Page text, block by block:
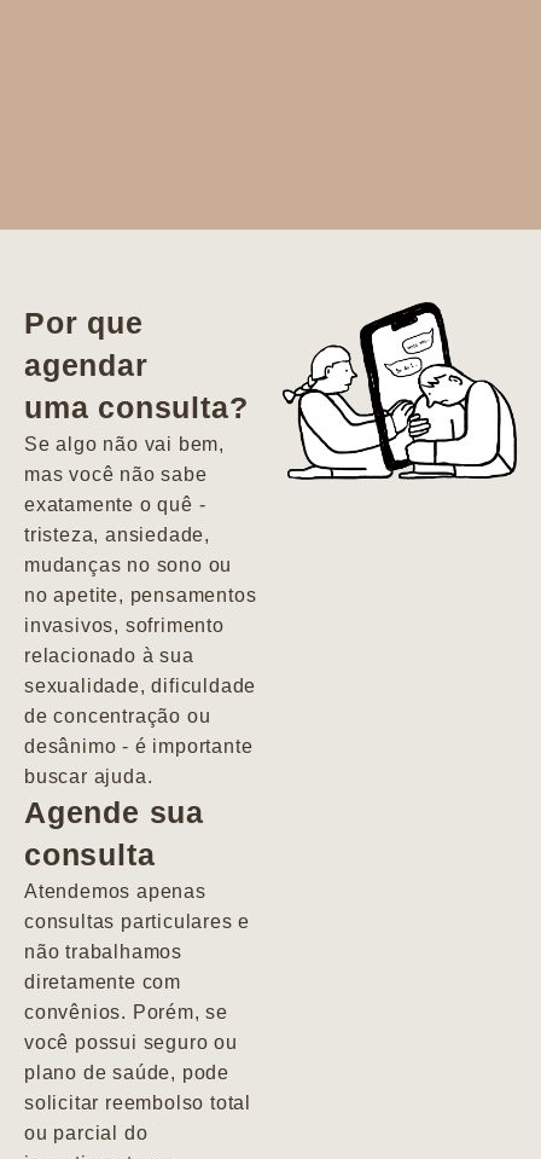
vida. Ela me
encontrou num
estado misto de
depressão e
agitação com
pensamentos
Por que
agendar
uma consulta?
Se algo não vai bem,
mas você não sabe
exatamente o quê -
tristeza, ansiedade,
mudanças no sono ou
no apetite, pensamentos
invasivos, sofrimento
relacionado à sua
sexualidade, dificuldade
de concentração ou
desânimo - é importante
buscar ajuda.
Agende sua
consulta
Atendemos apenas
consultas particulares e
não trabalhamos
diretamente com
convênios. Porém, se
você possui seguro ou
plano de saúde, pode
solicitar reembolso total
ou parcial do